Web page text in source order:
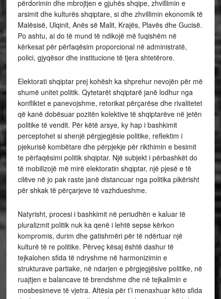
përdorimin dhe mbrojtjen e gjuhës shqipe, zhvillimin e
arsimit dhe kulturës shqiptare, si dhe zhvillimin ekonomik të
Malësisë, Ulqinit, Anës së Malit, Krajës, Plavës dhe Gucisë.
Po ashtu, ai do të mund të ndikojë më fuqishëm në
kërkesat për përfaqësim proporcional në administratë,
polici, gjyqësor dhe institucione të tjera shtetërore.
Elektorati shqiptar prej kohësh ka shprehur nevojën për më
shumë unitet politik. Qytetarët shqiptarë janë lodhur nga
konfliktet e panevojshme, retorikat përçarëse dhe rivalitetet
që kanë dobësuar pozitën kolektive të shqiptarëve në jetën
politike të vendit. Për këtë arsye, ky hap i bashkimit
perceptohet si shenjë përgjegjësie politike, reflektim i
pjekurisë kombëtare dhe përpjekje për rikthimin e besimit
te përfaqësimi politik shqiptar. Një subjekt i përbashkët do
të mobilizojë më mirë elektoratin shqiptar, një pjesë e të
cilëve në jo pak raste janë distancuar nga politika pikërisht
për shkak të përçarjeve të vazhdueshme.
Natyrisht, procesi i bashkimit në periudhën e kaluar të
pluralizmit politik nuk ka qenë i lehtë sepse kërkon
kompromis, durim dhe gatishmëri për të ndërtuar një
kulturë të re politike. Përveç kësaj është dashur të
tejkalohen sfida të ndryshme në harmonizimin e
strukturave partiake, në ndarjen e përgjegjësive politike, në
ruajtjen e balancave të brendshme dhe në tejkalimin e
mosbesimeve të vjetra. Aftësia për t’i menaxhuar këto sfida